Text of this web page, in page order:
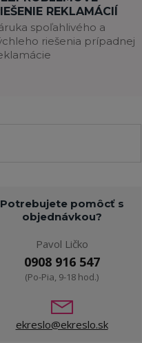
REKLAMÁCIÍ
spoľahlivého a
riešenia prípadnej
Potrebujete pomôcť s
objednávkou?
Pavol Ličko
0908 916 547
(Po-Pia, 9-18 hod.)
ekreslo@ekreslo.sk